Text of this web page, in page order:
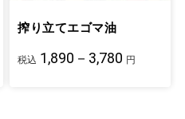
搾り立てエゴマ油
税込 1,890－3,780 円